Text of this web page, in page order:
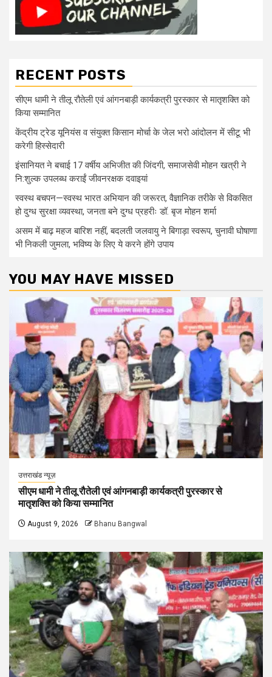
RECENT POSTS
सीएम धामी ने तीलू रौतेली एवं आंगनबाड़ी कार्यकत्री पुरस्कार से मातृशक्ति को
किया सम्मानित
केंद्रीय ट्रेड यूनियंस व संयुक्त किसान मोर्चा के जेल भरो आंदोलन में सीटू भी
करेगी हिस्सेदारी
इंसानियत ने बचाई 17 वर्षीय अभिजीत की जिंदगी, समाजसेवी मोहन खत्री ने
नि:शुल्क उपलब्ध कराईं जीवनरक्षक दवाइयां
स्वस्थ बचपन—स्वस्थ भारत अभियान की जरूरत, वैज्ञानिक तरीके से विकसित
हो दुग्ध सुरक्षा व्यवस्था, जनता बने दुग्ध प्रहरीः डॉ. बृज मोहन शर्मा
असम में बाढ़ महज बारिश नहीं, बदलती जलवायु ने बिगाड़ा स्वरूप, चुनावी घोषाणा
भी निकली जुमला, भविष्य के लिए ये करने होंगे उपाय
YOU MAY HAVE MISSED
उत्तराखंड न्यूज़
सीएम धामी ने तीलू रौतेली एवं आंगनबाड़ी कार्यकत्री पुरस्कार से
मातृशक्ति को किया सम्मानित
August 9, 2026 Bhanu Bangwal